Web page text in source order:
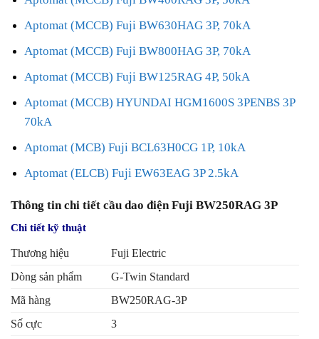
Aptomat (MCCB) Fuji BW630HAG 3P, 70kA
Aptomat (MCCB) Fuji BW800HAG 3P, 70kA
Aptomat (MCCB) Fuji BW125RAG 4P, 50kA
Aptomat (MCCB) HYUNDAI HGM1600S 3PENBS 3P
70kA
Aptomat (MCB) Fuji BCL63H0CG 1P, 10kA
Aptomat (ELCB) Fuji EW63EAG 3P 2.5kA
Thông tin chi tiết cầu dao điện Fuji BW250RAG 3P
Chi tiết kỹ thuật
Thương hiệu
Fuji Electric
Dòng sản phẩm
G-Twin Standard
Mã hàng
BW250RAG-3P
Số cực
3